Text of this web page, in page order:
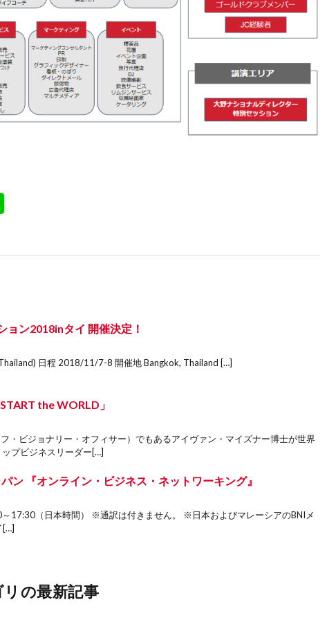
ョン2018inタイ 開催決定！
日程 2018/11/7-8 開催地 Bangkok, Thailand […]
the WORLD」
・ビジョナリー・オフィサー）でもあるアイヴァン・マイズナー博士が世界
プビジネスリーダー[…]
ン 『オンライン・ビジネス・ネットワーキング』
17:30（日本時間） ※通訳は付きません。 ※日本およびマレーシアのBNIメ
[…]
リの最新記事